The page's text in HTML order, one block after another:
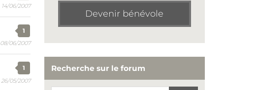
14/06/2007
1
08/06/2007
1
26/05/2007
Devenir bénévole
Recherche sur le forum